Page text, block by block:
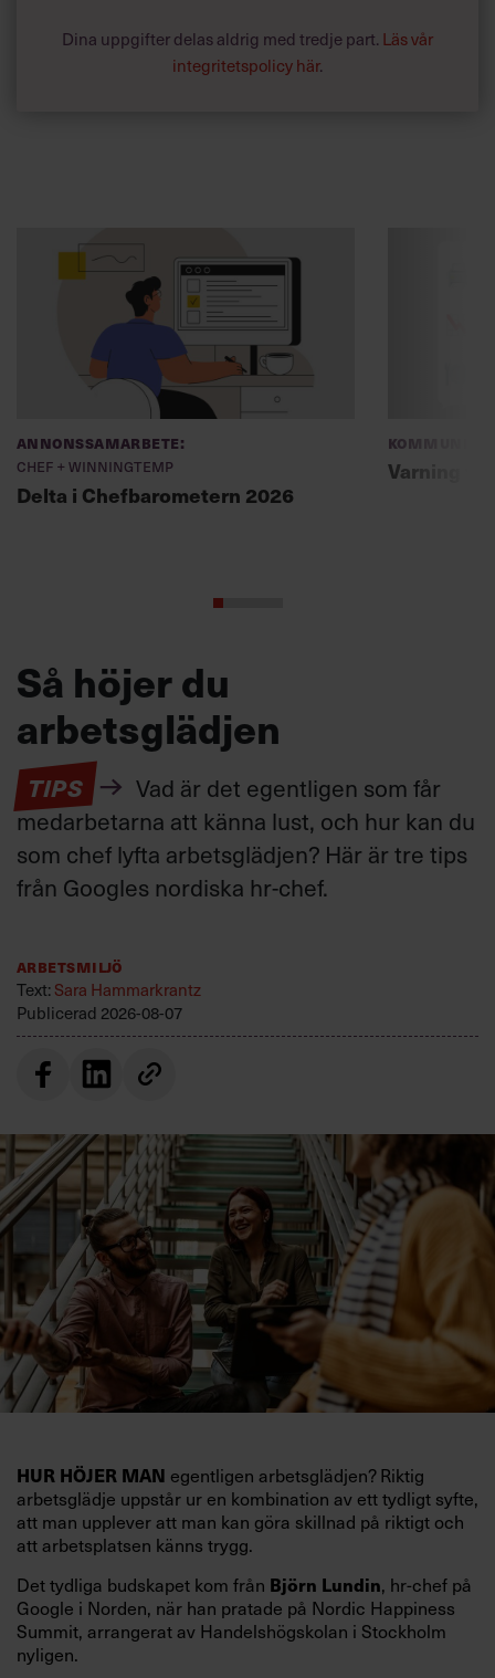
Dina uppgifter delas aldrig med tredje part. Läs vår
integritetspolicy här.
Annonssamarbete:
Chef + Winningtemp
Delta i Chefbarometern 2026
Varning
Så höjer du
arbetsglädjen
TIPS
Vad är det egentligen som får
medarbetarna att känna lust, och hur kan du
som chef lyfta arbetsglädjen? Här är tre tips
från Googles nordiska hr-chef.
Arbetsmiljö
Text:Sara Hammarkrantz
Publicerad 2026-08-07
HUR HÖJER MAN egentligen arbetsglädjen? Riktig
arbetsglädje uppstår ur en kombination av ett tydligt syfte,
att man upplever att man kan göra skillnad på riktigt och
att arbetsplatsen känns trygg.
Det tydliga budskapet kom från Björn Lundin, hr-chef på
Google i Norden, när han pratade på Nordic Happiness
Summit, arrangerat av Handelshögskolan i Stockholm
nyligen.